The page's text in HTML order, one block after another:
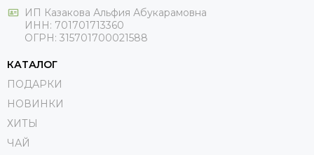
ИП Казакова Альфия Абукарамовна
ИНН: 701701713360
ОГРН: 315701700021588
КАТАЛОГ
ПОДАРКИ
НОВИНКИ
ХИТЫ
ЧАЙ